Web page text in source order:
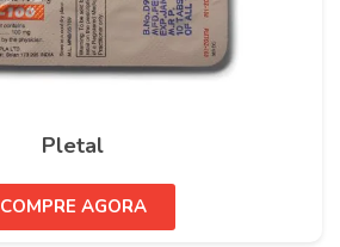
Pletal
COMPRE AGORA